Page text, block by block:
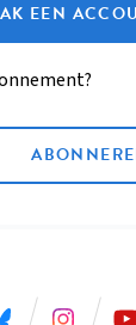
EEN